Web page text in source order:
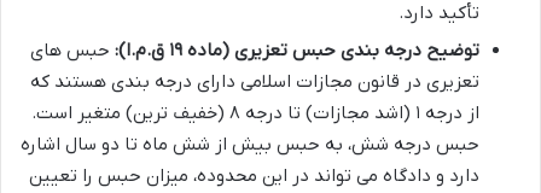
تأکید دارد.
توضیح درجه بندی حبس تعزیری (ماده ۱۹ ق.م.ا):
حبس های
تعزیری در قانون مجازات اسلامی دارای درجه بندی هستند که
از درجه ۱ (اشد مجازات) تا درجه ۸ (خفیف ترین) متغیر است.
حبس درجه شش، به حبس بیش از شش ماه تا دو سال اشاره
دارد و دادگاه می تواند در این محدوده، میزان حبس را تعیین